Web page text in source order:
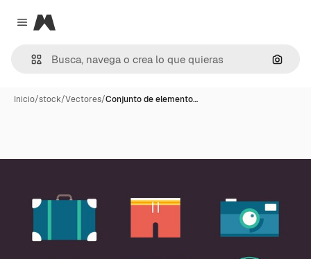
Close menu
Magnific
Inicio/stock/Vectores/Conjunto de elemento…